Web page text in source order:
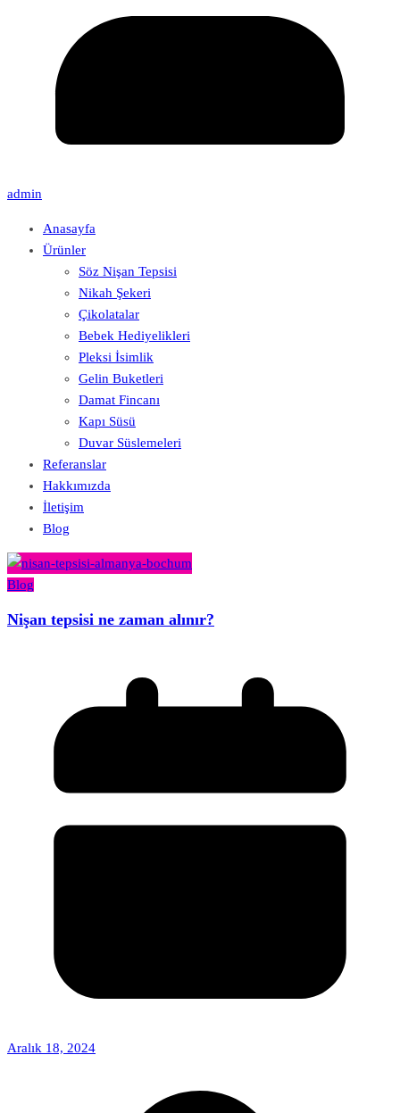
admin
Anasayfa
Ürünler
Söz Nişan Tepsisi
Nikah Şekeri
Çikolatalar
Bebek Hediyelikleri
Pleksi İsimlik
Gelin Buketleri
Damat Fincanı
Kapı Süsü
Duvar Süslemeleri
Referanslar
Hakkımızda
İletişim
Blog
Blog
Nişan tepsisi ne zaman alınır?
Aralık 18, 2024